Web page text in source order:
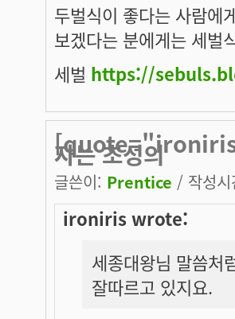
두벌식이 좋다는 사람에
보겠다는 분에게는 세벌
세벌 https://
자는 초성의
글쓴이: Prentice / 작성
ironiris wrote:
세종대왕님 말씀처
잘따르고 있지요.